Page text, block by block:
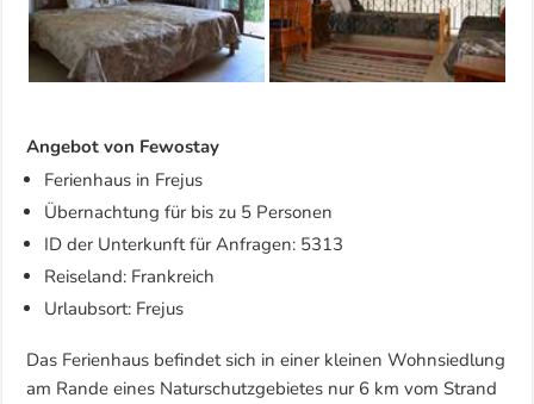
Angebot von Fewostay
Ferienhaus in Frejus
Übernachtung für bis zu 5 Personen
ID der Unterkunft für Anfragen: 5313
Reiseland: Frankreich
Urlaubsort: Frejus
Das Ferienhaus befindet sich in einer kleinen Wohnsiedlung
am Rande eines Naturschutzgebietes nur 6 km vom Strand